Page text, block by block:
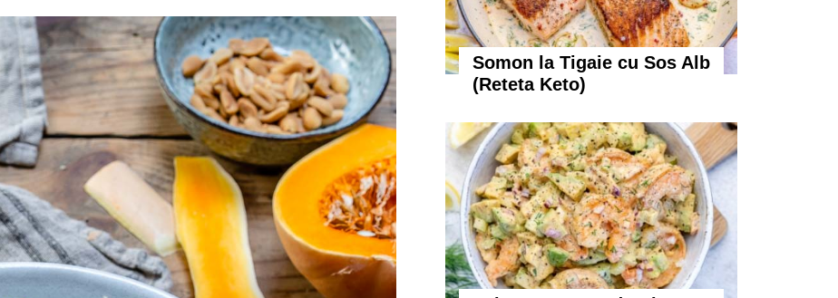
Somon la Tigaie cu Sos Alb
(Reteta Keto)